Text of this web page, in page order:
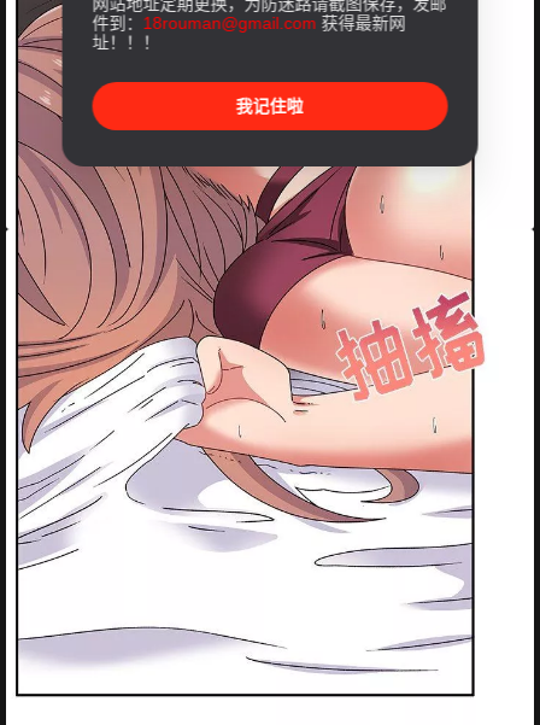
件到： 18rouman@gmail.com 获得最新网
址！！！
我记住啦